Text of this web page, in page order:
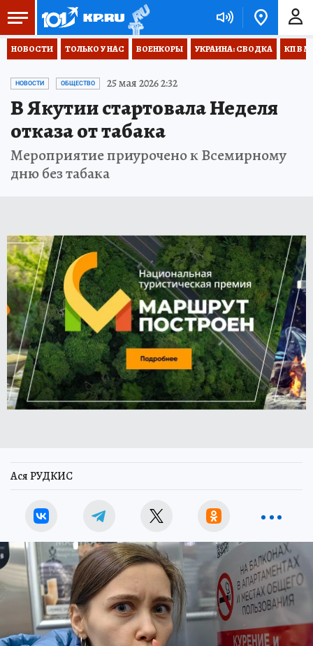
НОВОСТИ ТОЛЬКО У НАС ВОЕНКОРЫ УКРАИНА: СВОДКА КП В
НОВОСТИ ОБЩЕСТВО 25 мая 2026 2:32
В Якутии стартовала Неделя
отказа от табака
Мероприятие приурочено к Всемирному
дню без табака
Ася РУДКИС